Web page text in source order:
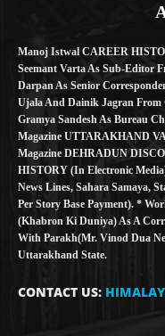
Manoj Istwal CAREER
Seemant Varta As Sub-Editor
Darpan As Senior
Ujala And Dainik Jagran From
Gramya Sandesh As Bureau
Magazine UTTARAKHAND
Magazine DEHRADUN
HISTORY (in Electronic
News Lines, Sahara Samaya,
Per Story Base Payment). *
(Khabron Ki Duniya) As A
With Parakh(Mr. Vinod Dua
Uttarakhand State.
CONTACT US: